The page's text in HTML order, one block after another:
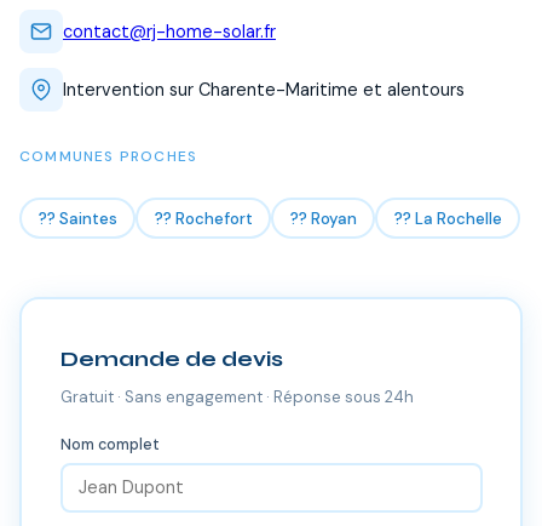
contact@rj-home-solar.fr
Intervention sur Charente-Maritime et alentours
COMMUNES PROCHES
?? Saintes ?? Rochefort ?? Royan ?? La Rochelle
Demande de devis
Gratuit · Sans engagement · Réponse sous 24h
Nom complet